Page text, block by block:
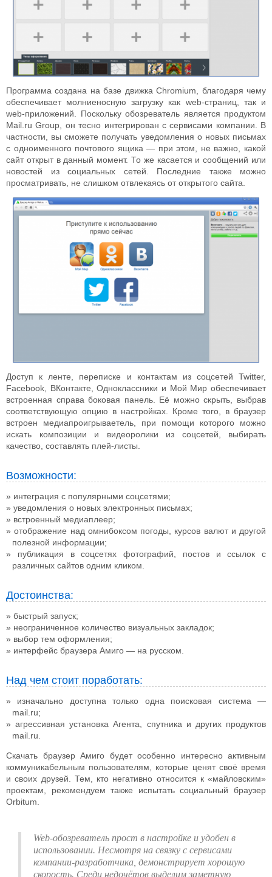
Программа создана на базе движка Chromium, благодаря чему
обеспечивает молниеносную загрузку как web-страниц, так и
web-приложений. Поскольку обозреватель является продуктом
Mail.ru Group, он тесно интегрирован с сервисами компании. В
частности, вы сможете получать уведомления о новых письмах
с одноименного почтового ящика — при этом, не важно, какой
сайт открыт в данный момент. То же касается и сообщений или
новостей из социальных сетей. Последние также можно
просматривать, не слишком отвлекаясь от открытого сайта.
Доступ к ленте, переписке и контактам из соцсетей Twitter,
Facebook, ВКонтакте, Одноклассники и Мой Мир обеспечивает
встроенная справа боковая панель. Её можно скрыть, выбрав
соответствующую опцию в настройках. Кроме того, в браузер
встроен медиапроигрываетель, при помощи которого можно
искать композиции и видеоролики из соцсетей, выбирать
качество, составлять плей-листы.
Возможности:
интеграция с популярными соцсетями;
уведомления о новых электронных письмах;
встроенный медиаплеер;
отображение над омнибоксом погоды, курсов валют и другой
полезной информации;
публикация в соцсетях фотографий, постов и ссылок с
различных сайтов одним кликом.
Достоинства:
быстрый запуск;
неограниченное количество визуальных закладок;
выбор тем оформления;
интерфейс браузера Амиго — на русском.
Над чем стоит поработать:
изначально доступна только одна поисковая система —
mail.ru;
агрессивная установка Агента, спутника и других продуктов
mail.ru.
Скачать браузер Амиго будет особенно интересно активным
коммуникабельным пользователям, которые ценят своё время
и своих друзей. Тем, кто негативно относится к «майловским»
проектам, рекомендуем также испытать социальный браузер
Orbitum.
Web-обозреватель прост в настройке и удобен в
использовании. Несмотря на связку с сервисами
компании-разработчика, демонстрирует хорошую
скорость. Среди недочётов выделим заметную